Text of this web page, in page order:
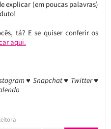
explicar (em poucas palavras)
tá? E se quiser conferir os
aqui.
♥ Snapchat ♥ Twitter ♥